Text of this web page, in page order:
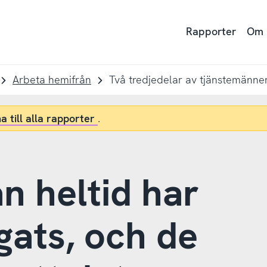
Rapporter Om
Arbeta hemifrån
till alla rapporter .
heltid har
och de